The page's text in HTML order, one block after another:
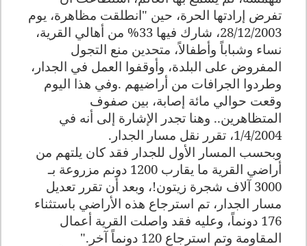
تفرض إرادتها الحرة، حين "انطلقت مظاهرة، يوم
28/12/2003، شارك فيها 33% من أهالي القرية،
نساء وشباباً وأطفالاً، متحدين منع التجول
المفروض على البلدة، وأوقفوا العمل في الجدار،
وطردوا الجرافات من أراضيهم .وفي هذا اليوم
وقعت حوالي مائة إصابة، بين صفوف
المتظاهرين.. وهنا تجدر الإشارة إلى أنه في
1/4/2004، تقرر نقل مسار الجدار
.
وبحسب المسار الأول للجدار فقد كان يلتهم من
أراضي القرية ما يقارب 1200 دونم مزروعة بـ
3000 آلاف شجرة زيتون!، وبعد أن تقرر تعديل
مسار الجدار، تم استرجاع هذه الأراضي باستثناء
176 دونماً، وعليه فقد واصلت القرية أعمال
المقاومة وتم استرجاع 120 دونماً آخر
".